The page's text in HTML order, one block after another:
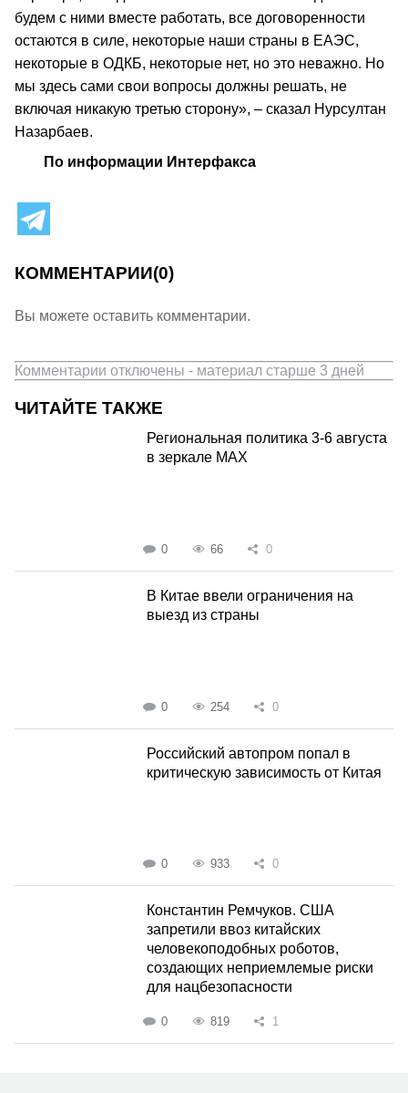
будем с ними вместе работать, все договоренности
остаются в силе, некоторые наши страны в ЕАЭС,
некоторые в ОДКБ, некоторые нет, но это неважно. Но
мы здесь сами свои вопросы должны решать, не
включая никакую третью сторону», – сказал Нурсултан
Назарбаев.
По информации Интерфакса
КОММЕНТАРИИ(0)
Вы можете оставить комментарии.
Комментарии отключены - материал старше 3 дней
ЧИТАЙТЕ ТАКЖЕ
Региональная политика 3-6 августа
в зеркале MAX
0 66 0
В Китае ввели ограничения на
выезд из страны
0 254 0
Российский автопром попал в
критическую зависимость от Китая
0 933 0
Константин Ремчуков. США
запретили ввоз китайских
человекоподобных роботов,
создающих неприемлемые риски
для нацбезопасности
0 819 1